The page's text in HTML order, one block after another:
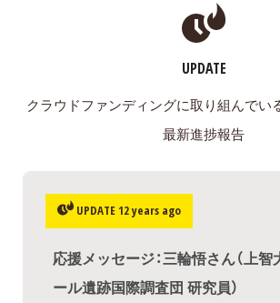
UPDATE
クラウドファンディングに取り組んでい
最新進捗報告
UPDATE 12 years ago
応援メッセージ：三輪悟さん（上智
ール遺跡国際調査団 研究員）